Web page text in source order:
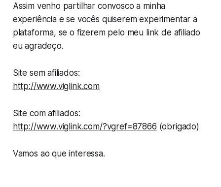
Assim venho partilhar convosco a minha
experiência e se vocês quiserem experimentar a
plataforma, se o fizerem pelo meu link de afiliado
eu agradeço.
Site sem afiliados:
http://www.viglink.com
Site com afiliados:
http://www.viglink.com/?vgref=87866 (obrigado)
Vamos ao que interessa.